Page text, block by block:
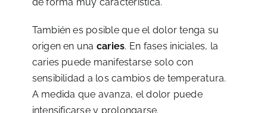
También es posible que el dolor tenga su
origen en una caries. En fases iniciales, la
caries puede manifestarse solo con
sensibilidad a los cambios de temperatura.
A medida que avanza, el dolor puede
intensificarse y prolongarse.